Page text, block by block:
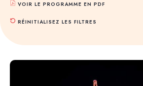
VOIR LE PROGRAMME EN PDF
RÉINITIALISEZ LES FILTRES